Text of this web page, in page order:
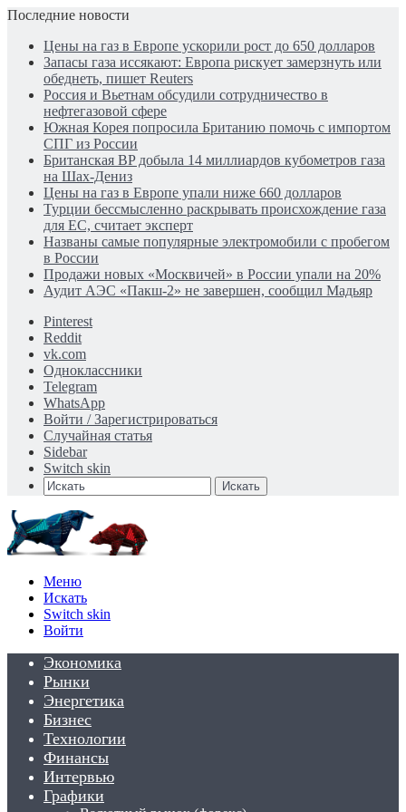
Последние новости
Цены на газ в Европе ускорили рост до 650 долларов
Запасы газа иссякают: Европа рискует замерзнуть или
обеднеть, пишет Reuters
Россия и Вьетнам обсудили сотрудничество в
нефтегазовой сфере
Южная Корея попросила Британию помочь с импортом
СПГ из России
Британская BP добыла 14 миллиардов кубометров газа
на Шах-Дениз
Цены на газ в Европе упали ниже 660 долларов
Турции бессмысленно раскрывать происхождение газа
для ЕС, считает эксперт
Названы самые популярные электромобили с пробегом
в России
Продажи новых «Москвичей» в России упали на 20%
Аудит АЭС «Пакш-2» не завершен, сообщил Мадьяр
Pinterest
Reddit
vk.com
Одноклассники
Telegram
WhatsApp
Войти / Зарегистрироваться
Случайная статья
Sidebar
Switch skin
Искать
Меню
Искать
Switch skin
Войти
Экономика
Рынки
Энергетика
Бизнес
Технологии
Финансы
Интервью
Графики